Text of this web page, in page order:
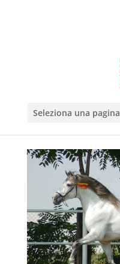
Seleziona una pagina